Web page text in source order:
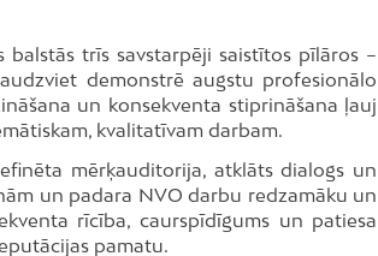
balstās trīs savstarpēji saistītos pīlāros –
demonstrē augstu profesionālo
un konsekventa stiprināšana ļauj
kvalitatīvam darbam.
mērķauditorija, atklāts dialogs un
un padara NVO darbu redzamāku un
rīcība, caurspīdīgums un patiesa
pamatu.